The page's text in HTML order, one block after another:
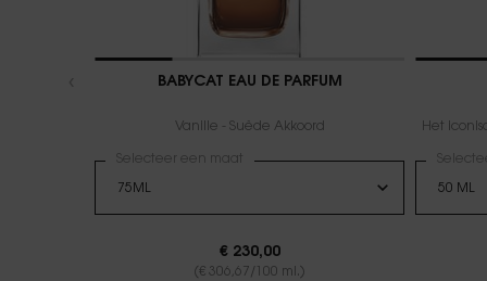
BABYCAT EAU DE PARFUM
Vanille - Suède Akkoord
Selecteer een maat
€ 230,00
(€ 306,67/100 ml.)
Het
De